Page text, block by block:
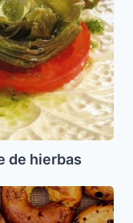
de hierbas